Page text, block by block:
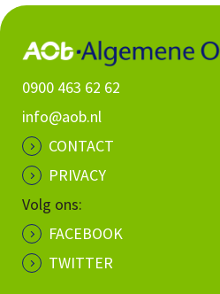
0900 463 62 62
info@aob.nl
CONTACT
PRIVACY
Volg ons:
FACEBOOK
TWITTER